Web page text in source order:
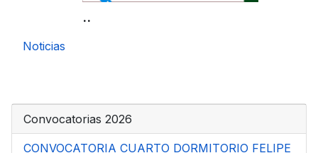
..
Noticias
Convocatorias 2026
CONVOCATORIA CUARTO DORMITORIO FELIPE